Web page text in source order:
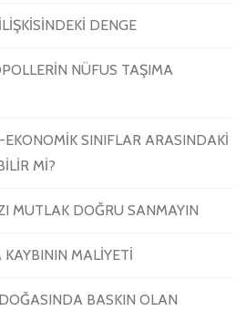
DENGE
NÜFUS TAŞIMA
EKONOMİK SINIFLAR ARASINDAKİ
Mİ?
MUTLAK DOĞRU SANMAYIN
MALİYETİ
BASKIN OLAN